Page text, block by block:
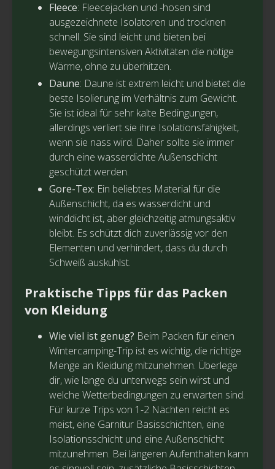
Fleece: Fleecejacken und -hosen sind
ausgezeichnete Isolatoren und trocknen
schnell. Sie sind leicht und bieten bei
bewegungsintensiven Aktivitäten die nötige
Wärme, ohne zu überhitzen.
Daune: Daune ist extrem leicht und bietet die
beste Isolierung im Verhältnis zum Gewicht.
Sie ist ideal für sehr kalte Bedingungen,
allerdings verliert sie ihre Isolationsfähigkeit,
wenn sie nass wird. Daher sollte sie immer
durch eine wasserdichte Außenschicht
geschützt werden.
Gore-Tex: Ein beliebtes Material für die
Außenschicht, da es wasserdicht und
winddicht ist, aber gleichzeitig atmungsaktiv
bleibt. Es schützt dich zuverlässig vor den
Elementen und verhindert, dass du durch
Schweiß auskühlst.
Praktische Tipps für das Packen
von Kleidung
Wie viel ist genug? Beim Packen für einen
Wintercamping-Trip ist es wichtig, die richtige
Menge an Kleidung mitzunehmen. Überlege
dir, wie lange du unterwegs sein wirst und
welche Wetterbedingungen zu erwarten sind.
Für kurze Trips von 1-2 Nächten reicht es
meist, eine Garnitur Basisschichten, eine
Isolationsschicht und eine Außenschicht
mitzunehmen. Bei längeren Aufenthalten kann